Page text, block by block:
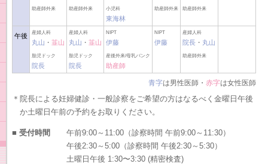
助産師外来 助産師外来 小児科
東海林
助産師外来 助産師外来
午後 産婦人科
丸山 ・ 韮山
胎児ドック
院長
産婦人科
丸山 ・ 韮山
胎児ドック
院長
NIPT
伊藤
産後外来/母乳バンク
助産師
NIPT
伊藤
産婦人科
院長 ・ 丸山
助産師外来
青字は男性医師・ 赤字は女性医師
＊院長による妊婦健診・一般診察をご希望の方はなるべく金曜日午後
か土曜日午前の予約をお取りください。
■ 受付時間
午前9:00～11:00（診察時間 午前9:00～11:30）
午後2:30～5:00（診察時間 午後2:30～5:30）
土曜日午後 1:30〜3:30 (精密検査)